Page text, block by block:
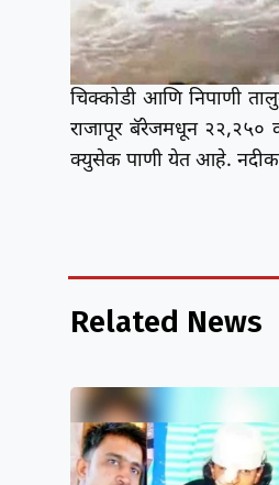
चिक्कोडी आणि निपाणी
राजापूर बॅरेजमधून
क्युसेक पाणी येत आहे.
Related News